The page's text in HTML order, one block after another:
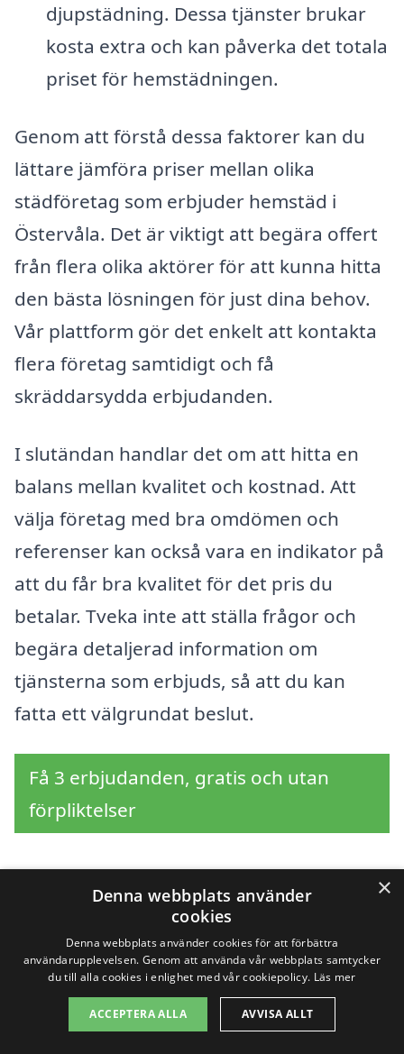
djupstädning. Dessa tjänster brukar
kosta extra och kan påverka det totala
priset för hemstädningen.
Genom att förstå dessa faktorer kan du
lättare jämföra priser mellan olika
städföretag som erbjuder hemstäd i
Östervåla. Det är viktigt att begära offert
från flera olika aktörer för att kunna hitta
den bästa lösningen för just dina behov.
Vår plattform gör det enkelt att kontakta
flera företag samtidigt och få
skräddarsydda erbjudanden.
I slutändan handlar det om att hitta en
balans mellan kvalitet och kostnad. Att
välja företag med bra omdömen och
referenser kan också vara en indikator på
att du får bra kvalitet för det pris du
betalar. Tveka inte att ställa frågor och
begära detaljerad information om
tjänsterna som erbjuds, så att du kan
fatta ett välgrundat beslut.
Få 3 erbjudanden, gratis och utan
förpliktelser
Sök efter en
professionell för
hemstäd i andra städer
nära Östervåla
×
Denna webbplats använder
cookies
Denna webbplats använder cookies för att förbättra
användarupplevelsen. Genom att använda vår webbplats samtycker
du till alla cookies i enlighet med vår cookiepolicy. Läs mer
ACCEPTERA ALLA AVVISA ALLT